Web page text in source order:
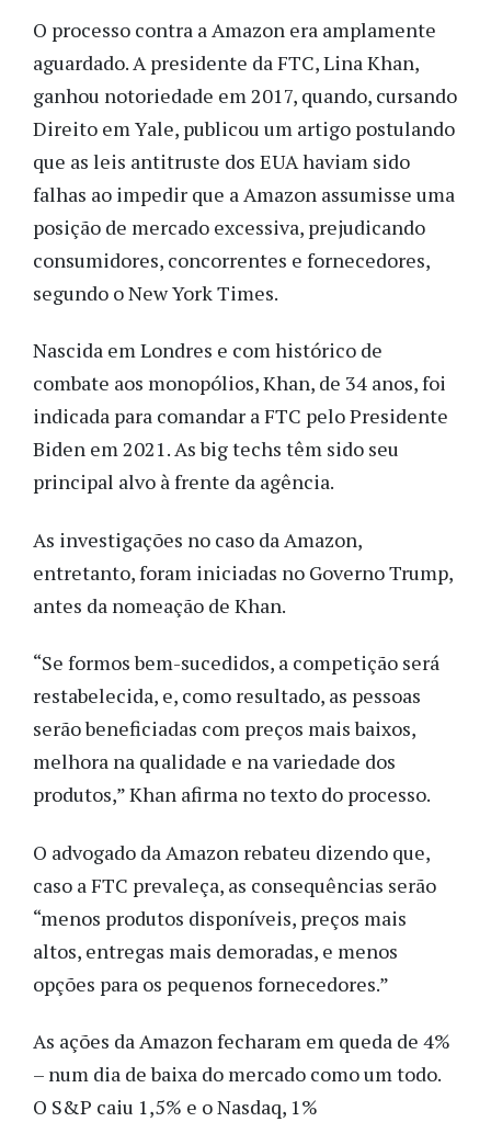
O processo contra a Amazon era amplamente
aguardado. A presidente da FTC, Lina Khan,
ganhou notoriedade em 2017, quando, cursando
Direito em Yale, publicou um artigo postulando
que as leis antitruste dos EUA haviam sido
falhas ao impedir que a Amazon assumisse uma
posição de mercado excessiva, prejudicando
consumidores, concorrentes e fornecedores,
segundo o New York Times.
Nascida em Londres e com histórico de
combate aos monopólios, Khan, de 34 anos, foi
indicada para comandar a FTC pelo Presidente
Biden em 2021. As big techs têm sido seu
principal alvo à frente da agência.
As investigações no caso da Amazon,
entretanto, foram iniciadas no Governo Trump,
antes da nomeação de Khan.
“Se formos bem-sucedidos, a competição será
restabelecida, e, como resultado, as pessoas
serão beneficiadas com preços mais baixos,
melhora na qualidade e na variedade dos
produtos,” Khan afirma no texto do processo.
O advogado da Amazon rebateu dizendo que,
caso a FTC prevaleça, as consequências serão
“menos produtos disponíveis, preços mais
altos, entregas mais demoradas, e menos
opções para os pequenos fornecedores.”
As ações da Amazon fecharam em queda de 4%
– num dia de baixa do mercado como um todo.
O S&P caiu 1,5% e o Nasdaq, 1%